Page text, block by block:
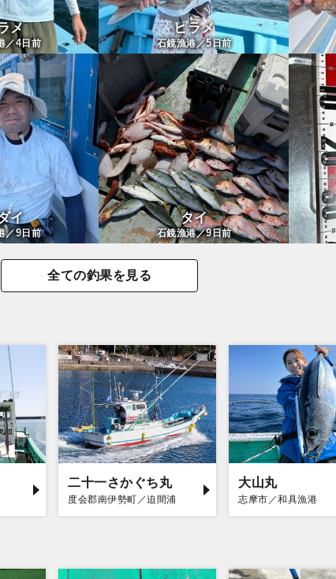
メ
／4日前
ヒラメ
石鏡漁港／5日前
イ
／9 日前
タイ
石鏡漁港／9日前
全ての釣果を見る
二十一さかぐち丸
度会郡南伊勢町／迫間浦
大山丸
志摩市／和具漁港